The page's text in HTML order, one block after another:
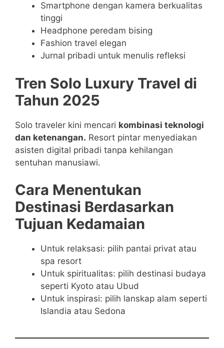
Smartphone dengan kamera berkualitas
tinggi
Headphone peredam bising
Fashion travel elegan
Jurnal pribadi untuk menulis refleksi
Tren Solo Luxury Travel di
Tahun 2025
Solo traveler kini mencari kombinasi teknologi
dan ketenangan. Resort pintar menyediakan
asisten digital pribadi tanpa kehilangan
sentuhan manusiawi.
Cara Menentukan
Destinasi Berdasarkan
Tujuan Kedamaian
Untuk relaksasi: pilih pantai privat atau
spa resort
Untuk spiritualitas: pilih destinasi budaya
seperti Kyoto atau Ubud
Untuk inspirasi: pilih lanskap alam seperti
Islandia atau Sedona